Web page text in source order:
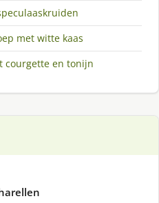
met witte kaas
courgette en tonijn